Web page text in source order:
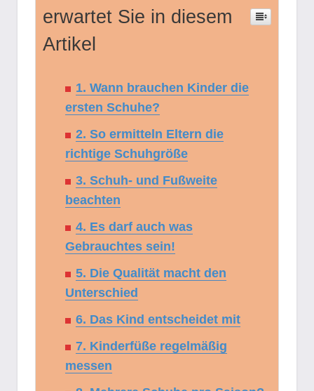
erwartet Sie in diesem
Artikel
1. Wann brauchen Kinder die
ersten Schuhe?
2. So ermitteln Eltern die
richtige Schuhgröße
3. Schuh- und Fußweite
beachten
4. Es darf auch was
Gebrauchtes sein!
5. Die Qualität macht den
Unterschied
6. Das Kind entscheidet mit
7. Kinderfüße regelmäßig
messen